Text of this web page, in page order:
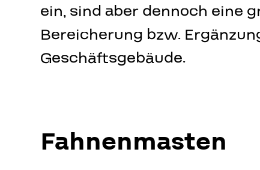
ein, sind aber dennoch eine
Bereicherung bzw.
Geschäftsgebäude.
Fahnenmasten